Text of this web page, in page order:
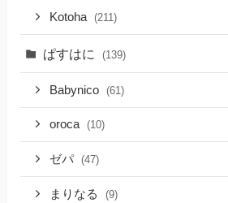
Kotoha (211)
ぱすはに (139)
Babynico (61)
oroca (10)
ゼパ (47)
まりなる (9)